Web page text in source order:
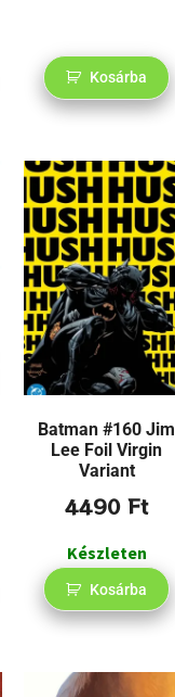
Kosárba
Batman #160 Jim
Lee Foil Virgin
Variant
4490 Ft
Készleten
Kosárba